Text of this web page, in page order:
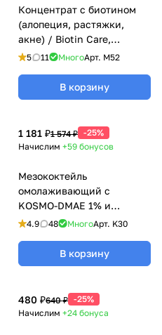
Концентрат с биотином
(алопеция, растяжки,
акне) / Biotin Care,
Kosmoteros (Космотерос),
5 11 МногоАрт. M52
В корзину
1 181 ₽1 574 ₽ -25%
Начислим +59 бонусов
Мезококтейль
омолаживающий с
KOSMO-DMAE 1% и
гиалуроновой кислотой
4.9 48 МногоАрт. K30
В корзину
480 ₽640 ₽ -25%
Начислим +24 бонуса